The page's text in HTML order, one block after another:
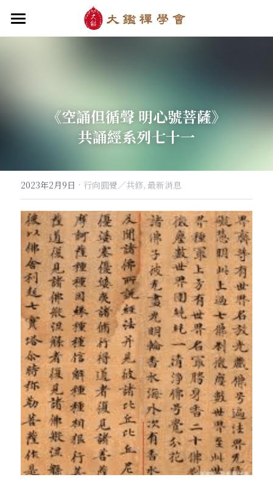
首頁
關於大鑑禪堂
入會申請
禪行者簡介
．兩座山之間
．華嚴初始
．雨季，兩個旅人
．花開最末
．杏葉詩
．閱讀與人生（上）——談閱讀對自我生
命的啟發
．閱讀與人生（下）——談閱讀對自我生
命的啟發
．挑戰自我的魅力
．黃昏之悸
．焚不滅的心
梁寒衣著作（書目/序/評論）
他方之眼（報導/評論/學術研究）
最新消息/課程
行向圓覺/課程・共修
華嚴智海/教觀、禪觀
宗門之眼/經藏之美
拄杖在手
拄杖在手/論文・演講・座談・開示
拄杖在手/隨身法藏
寒雪付衣/散文・詩歌・偈贊
薔薇與棘原/現代小說・寓言小說・佛化小說
影之聲/電影內外觀
道在一切/影音
光光交會/導介・轉載
線上聆聽
【道德經】
【勝鬘經】
行道瓔珞
感思與洄瀾
千眼書屋/書籍．作品
搜索
聯絡我們
《空誦但循聲 明心號菩薩》
共誦經系列七十一
2023年2月9日 · 行向圓覺／共修, 最新消息